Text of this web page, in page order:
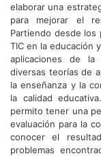
elaborar una
para mejorar el
Partiendo desde los
TIC en la educación
aplicaciones de
diversas teorías de
la enseñanza y la
la calidad
permito tener una
evaluación para la
conocer el
problemas